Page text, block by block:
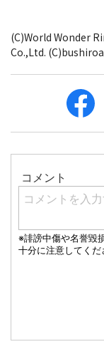
(C)World Wonder
Co.,Ltd.